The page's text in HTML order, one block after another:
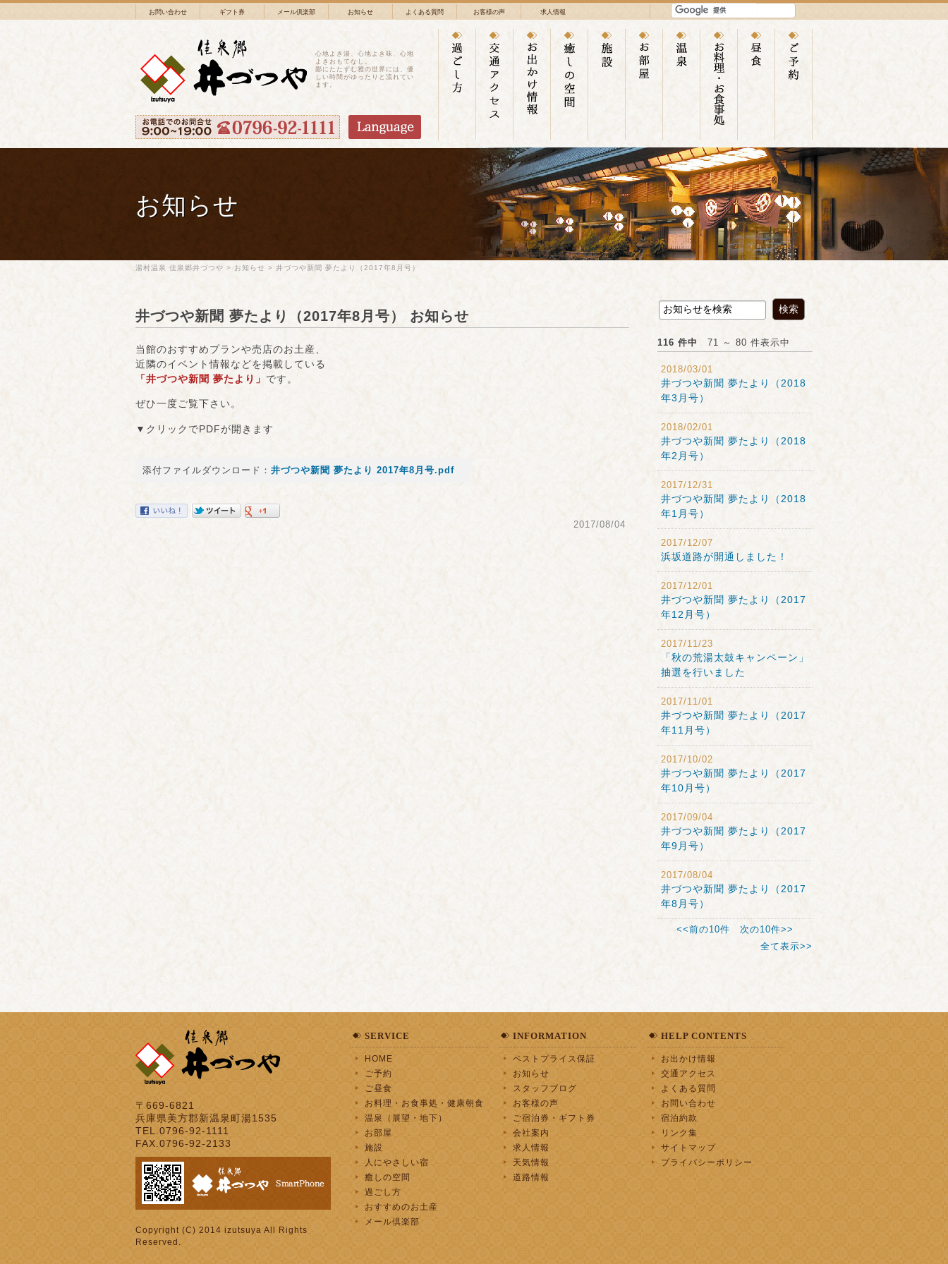
お問い合わせ ギフト券 メール倶楽部 お知らせ よくある質問 お客様の声 求人情報
心地よき湯、心地よき味、心地
よきおもてなし。
鄙にたたずむ雅の世界には、優
しい時間がゆったりと流れてい
ます。
お知らせ
湯村温泉 佳泉郷井づつや > お知らせ > 井づつや新聞 夢たより（2017年8月号）
井づつや新聞 夢たより（2017年8月号） お知らせ
当館のおすすめプランや売店のお土産、
近隣のイベント情報などを掲載している
「井づつや新聞 夢たより」 です。
ぜひ一度ご覧下さい。
▼クリックでPDFが開きます
添付ファイルダウンロード： 井づつや新聞 夢たより 2017年8月号.pdf
2017/08/04
116 件中 71 ～ 80 件表示中
2018/03/01
井づつや新聞 夢たより（2018
年3月号）
2018/02/01
井づつや新聞 夢たより（2018
年2月号）
2017/12/31
井づつや新聞 夢たより（2018
年1月号）
2017/12/07
浜坂道路が開通しました！
2017/12/01
井づつや新聞 夢たより（2017
年12月号）
2017/11/23
「秋の荒湯太鼓キャンペーン」
抽選を行いました
2017/11/01
井づつや新聞 夢たより（2017
年11月号）
2017/10/02
井づつや新聞 夢たより（2017
年10月号）
2017/09/04
井づつや新聞 夢たより（2017
年9月号）
2017/08/04
井づつや新聞 夢たより（2017
年8月号）
<<前の10件
次の10件>>
全て表示>>
〒669-6821
兵庫県美方郡新温泉町湯1535
TEL.0796-92-1111
FAX.0796-92-2133
Copyright (C) 2014 izutsuya All Rights
Reserved.
SERVICE
HOME
ご予約
ご昼食
お料理・お食事処・健康朝食
温泉（展望・地下）
お部屋
施設
人にやさしい宿
癒しの空間
過ごし方
おすすめのお土産
メール倶楽部
INFORMATION
ベストプライス保証
お知らせ
スタッフブログ
お客様の声
ご宿泊券・ギフト券
会社案内
求人情報
天気情報
道路情報
HELP CONTENTS
お出かけ情報
交通アクセス
よくある質問
お問い合わせ
宿泊約款
リンク集
サイトマップ
プライバシーポリシー